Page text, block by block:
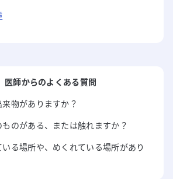
医師からのよくある質問
物がありますか？
のがある、または触れますか？
る場所や、めくれている場所があり